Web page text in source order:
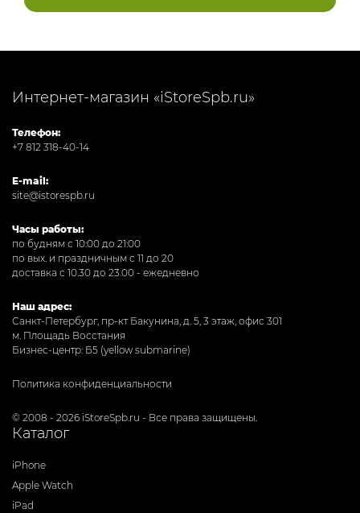
Интернет-магазин «iStoreSpb.ru»
Телефон:
+7 812 318-40-14
E-mail:
site@istorespb.ru
Часы работы:
по будням с 10:00 до 21:00
по вых. и праздничным с 11 до 20
доставка с 10.30 до 23.00 - ежедневно
Наш адрес:
Санкт-Петербург, пр-кт Бакунина, д. 5, 3 этаж, офис 301
м. Площадь Восстания
Бизнес-центр: Б5 (yellow submarine)
Политика конфиденциальности
© 2008 - 2026 iStoreSpb.ru - Все права защищены.
Каталог
iPhone
Apple Watch
iPad